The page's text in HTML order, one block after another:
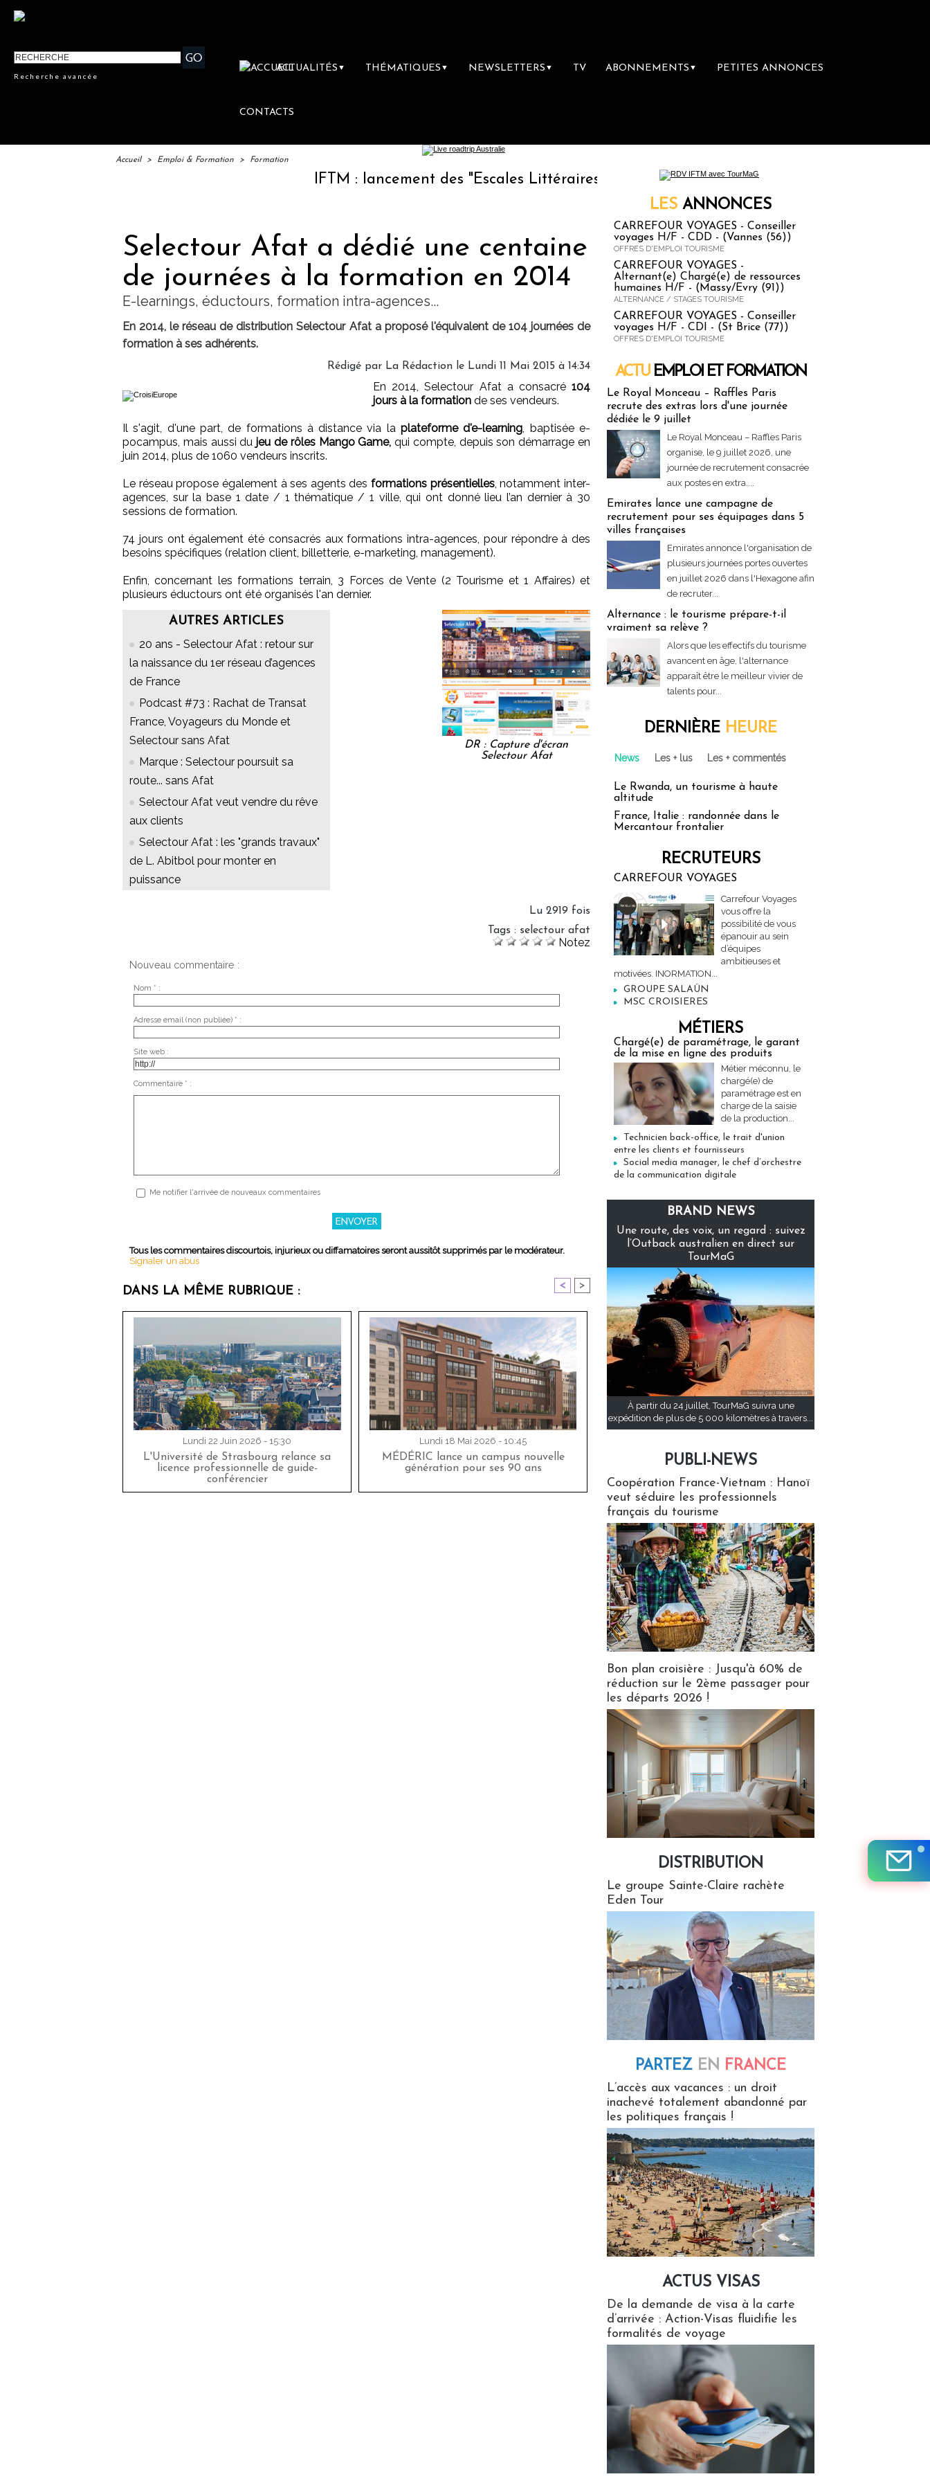
Recherche avancée
ACTUALITÉS ▼ THÉMATIQUES ▼ NEWSLETTERS ▼ TV ABONNEMENTS ▼ PETITES ANNONCES
CONTACTS
Accueil > Emploi & Formation > Formation
IFTM : lancement des "Escales Littéraires", la première librairie du voyage
Selectour Afat a dédié une centaine
de journées à la formation en 2014
E-learnings, éductours, formation intra-agences...
En 2014, le réseau de distribution Selectour Afat a proposé l'équivalent de 104 journées de
formation à ses adhérents.
Rédigé par La Rédaction le Lundi 11 Mai 2015 à 14:34
En 2014, Selectour Afat a consacré 104
jours à la formation de ses vendeurs.
Il s'agit, d'une part, de formations à distance via laplateforme d'e-learning, baptisée e-
pocampus, mais aussi du jeu de rôles Mango Game, qui compte, depuis son démarrage en
juin 2014, plus de 1060 vendeurs inscrits.
Le réseau propose également à ses agents desformations présentielles, notamment inter-
agences, sur la base 1 date / 1 thématique / 1 ville, qui ont donné lieu l’an dernier à 30
sessions de formation.
74 jours ont également été consacrés aux formations intra-agences, pour répondre à des
besoins spécifiques (relation client, billetterie, e-marketing, management).
Enfin, concernant les formations terrain, 3 Forces de Vente (2 Tourisme et 1 Affaires) et
plusieurs éductours ont été organisés l'an dernier.
AUTRES ARTICLES
20 ans - Selectour Afat : retour sur
la naissance du 1er réseau d’agences
de France
Podcast #73 : Rachat de Transat
France, Voyageurs du Monde et
Selectour sans Afat
Marque : Selectour poursuit sa
route... sans Afat
Selectour Afat veut vendre du rêve
aux clients
Selectour Afat : les "grands travaux"
de L. Abitbol pour monter en
puissance
DR : Capture d'écran
Selectour Afat
Lu 2919 fois
Tags : selectour afat
Notez
Nouveau commentaire :
Nom * :
Adresse email (non publiée) * :
Site web :
Commentaire * :
Me notifier l'arrivée de nouveaux commentaires
Tous les commentaires discourtois, injurieux ou diffamatoires seront aussitôt supprimés par le modérateur.
Signaler un abus
DANS LA MÊME RUBRIQUE : < >
Lundi 22 Juin 2026 - 15:30
L'Université de Strasbourg relance sa
licence professionnelle de guide-
conférencier
Lundi 18 Mai 2026 - 10:45
MÉDÉRIC lance un campus nouvelle
génération pour ses 90 ans
LES ANNONCES
CARREFOUR VOYAGES - Conseiller
voyages H/F - CDD - (Vannes (56))
OFFRES D'EMPLOI TOURISME
CARREFOUR VOYAGES -
Alternant(e) Chargé(e) de ressources
humaines H/F - (Massy/Evry (91))
ALTERNANCE / STAGES TOURISME
CARREFOUR VOYAGES - Conseiller
voyages H/F - CDI - (St Brice (77))
OFFRES D'EMPLOI TOURISME
ACTU EMPLOI ET FORMATION
Le Royal Monceau – Raffles Paris
recrute des extras lors d'une journée
dédiée le 9 juillet
Le Royal Monceau – Raffles Paris
organise, le 9 juillet 2026, une
journée de recrutement consacrée
aux postes en extra....
Emirates lance une campagne de
recrutement pour ses équipages dans 5
villes françaises
Emirates annonce l'organisation de
plusieurs journées portes ouvertes
en juillet 2026 dans l'Hexagone afin
de recruter...
Alternance : le tourisme prépare-t-il
vraiment sa relève ?
Alors que les effectifs du tourisme
avancent en âge, l'alternance
apparaît être le meilleur vivier de
talents pour...
DERNIÈRE HEURE
News Les + lus Les + commentés
Le Rwanda, un tourisme à haute
altitude
France, Italie : randonnée dans le
Mercantour frontalier
RECRUTEURS
CARREFOUR VOYAGES
Carrefour Voyages
vous offre la
possibilité de vous
épanouir au sein
d’équipes
ambitieuses et
motivées. INORMATION...
GROUPE SALAÜN
MSC CROISIERES
MÉTIERS
Chargé(e) de paramétrage, le garant
de la mise en ligne des produits
Métier méconnu, le
chargé(e) de
paramétrage est en
charge de la saisie
de la production...
Technicien back-office, le trait d'union
entre les clients et fournisseurs
Social media manager, le chef d’orchestre
de la communication digitale
BRAND NEWS
Une route, des voix, un regard : suivez
l’Outback australien en direct sur
TourMaG
À partir du 24 juillet, TourMaG suivra une
expédition de plus de 5 000 kilomètres à travers...
PUBLI-NEWS
Coopération France-Vietnam : Hanoï
veut séduire les professionnels
français du tourisme
Bon plan croisière : Jusqu'à 60% de
réduction sur le 2ème passager pour
les départs 2026 !
DISTRIBUTION
Le groupe Sainte-Claire rachète
Eden Tour
PARTEZ EN FRANCE
L’accès aux vacances : un droit
inachevé totalement abandonné par
les politiques français !
ACTUS VISAS
De la demande de visa à la carte
d’arrivée : Action-Visas fluidifie les
formalités de voyage